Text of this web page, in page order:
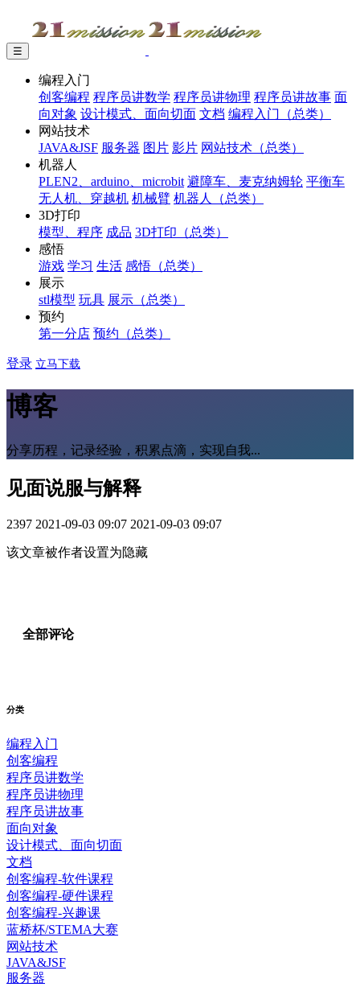
☰
编程入门
创客编程 程序员讲数学 程序员讲物理 程序员讲故事 面
向对象 设计模式、面向切面 文档 编程入门（总类）
网站技术
JAVA&JSF 服务器 图片 影片 网站技术（总类）
机器人
PLEN2、arduino、microbit 避障车、麦克纳姆轮 平衡车
无人机、穿越机 机械臂 机器人（总类）
3D打印
模型、程序 成品 3D打印（总类）
感悟
游戏 学习 生活 感悟（总类）
展示
stl模型 玩具 展示（总类）
预约
第一分店 预约（总类）
登录 立马下载
博客
分享历程，记录经验，积累点滴，实现自我...
见面说服与解释
2397 2021-09-03 09:07 2021-09-03 09:07
该文章被作者设置为隐藏
全部评论
分类
编程入门
创客编程
程序员讲数学
程序员讲物理
程序员讲故事
面向对象
设计模式、面向切面
文档
创客编程-软件课程
创客编程-硬件课程
创客编程-兴趣课
蓝桥杯/STEMA大赛
网站技术
JAVA&JSF
服务器